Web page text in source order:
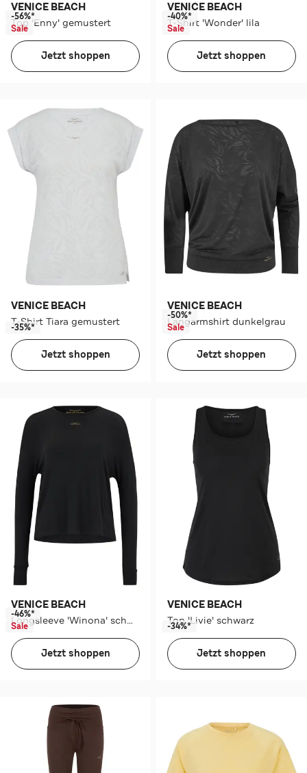
VENICE BEACH
Top 'Enny' gemustert
-56%*
Sale
Jetzt shoppen
VENICE BEACH
T-Shirt 'Wonder' lila
-40%*
Sale
Jetzt shoppen
VENICE BEACH
T-Shirt Tiara gemustert
-35%*
Jetzt shoppen
VENICE BEACH
Langarmshirt dunkelgrau
-50%*
Sale
Jetzt shoppen
VENICE BEACH
Longsleeve 'Winona' schwarz
-46%*
Sale
Jetzt shoppen
VENICE BEACH
Top 'Livie' schwarz
-34%*
Jetzt shoppen